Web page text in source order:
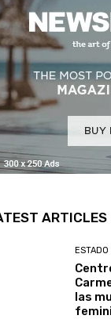
ARTICLES
ESTADO
las